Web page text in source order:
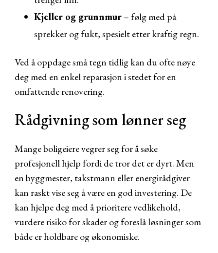
Kjeller og grunnmur– følg med på
sprekker og fukt, spesielt etter kraftig regn.
Ved å oppdage små tegn tidlig kan du ofte nøye
deg med en enkel reparasjon i stedet for en
omfattende renovering.
Rådgivning som lønner seg
Mange boligeiere vegrer seg for å søke
profesjonell hjelp fordi de tror det er dyrt. Men
en byggmester, takstmann eller energirådgiver
kan raskt vise seg å være en god investering. De
kan hjelpe deg med å prioritere vedlikehold,
vurdere risiko for skader og foreslå løsninger som
både er holdbare og økonomiske.